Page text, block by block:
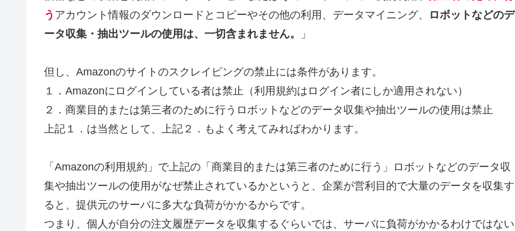
う アカウント情報のダウンロードとコピーやその他の利用、データマイニング、
ロボットなどのデ
ータ収集・抽出ツールの使用は、一切含まれません。
」
但し、Amazonのサイトのスクレイピングの禁止には条件があります。
１．Amazonにログインしている者は禁止（利用規約はログイン者にしか適用されない）
２．商業目的または第三者のために行うロボットなどのデータ収集や抽出ツールの使用は禁止
上記１．は当然として、上記２．もよく考えてみればわかります。
「Amazonの利用規約」で上記の「商業目的または第三者のために行う」ロボットなどのデータ収
集や抽出ツールの使用がなぜ禁止されているかというと、企業が営利目的で大量のデータを収集す
ると、提供元のサーバに多大な負荷がかかるからです。
つまり、個人が自分の注文履歴データを収集するぐらいでは、サーバに負荷がかかるわけではない